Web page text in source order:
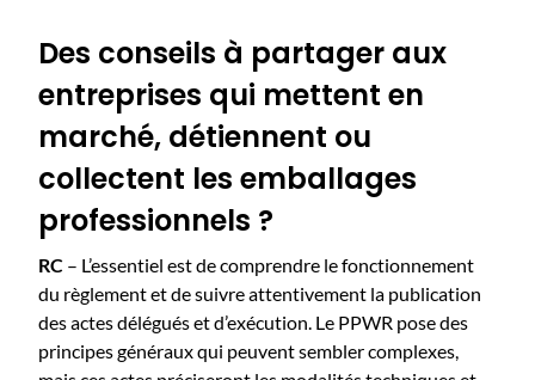
Des conseils à partager aux
entreprises qui mettent en
marché, détiennent ou
collectent les emballages
professionnels ?
RC – L’essentiel est de comprendre le fonctionnement
du règlement et de suivre attentivement la publication
des actes délégués et d’exécution. Le PPWR pose des
principes généraux qui peuvent sembler complexes,